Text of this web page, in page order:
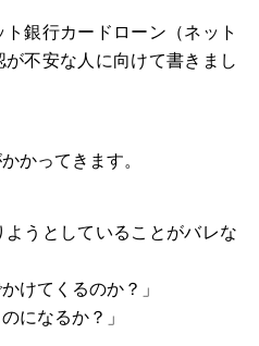
銀行カードローン（ネット
不安な人に向けて書きまし
かってきます。
ようとしていることがバレな
けてくるのか？」
になるか？」